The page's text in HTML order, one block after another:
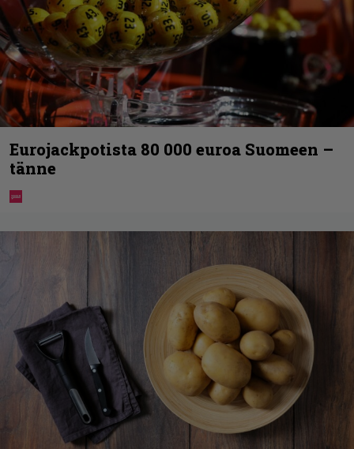
Eurojackpotista 80 000 euroa Suomeen –
tänne